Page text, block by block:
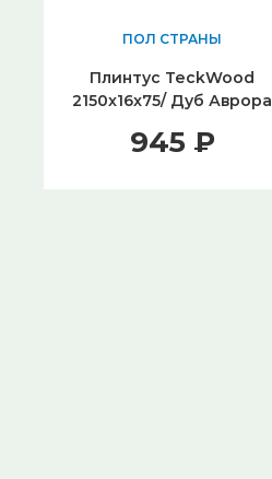
ПОЛ СТРАНЫ
Плинтус TeckWood
2150x16x75/ Дуб Аврора
945 ₽